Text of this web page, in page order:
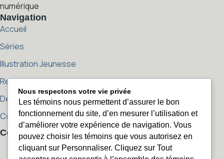
numérique
Navigation
Accueil
Séries
Illustration Jeunesse
Reproductions
Démarche artistique
Contact
Contact
sophierozenn@sophierozenn.com
sophierozenn@sophierozenn.com
450 405-2506
Nous respectons votre vie privée
Les témoins nous permettent d’assurer le bon
fonctionnement du site, d’en mesurer l’utilisation et
d’améliorer votre expérience de navigation. Vous
pouvez choisir les témoins que vous autorisez en
cliquant sur Personnaliser. Cliquez sur Tout